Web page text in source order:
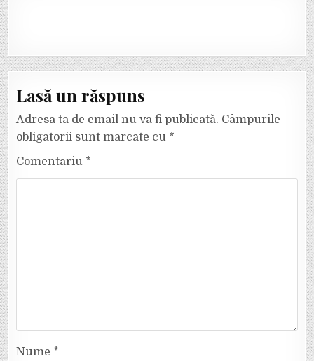
Lasă un răspuns
Adresa ta de email nu va fi publicată. Câmpurile
obligatorii sunt marcate cu *
Comentariu *
Nume *